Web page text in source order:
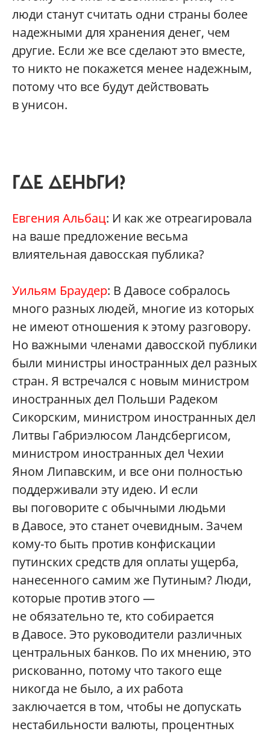
люди станут считать одни страны более
надежными для хранения денег, чем
другие. Если же все сделают это вместе,
то никто не покажется менее надежным,
потому что все будут действовать
в унисон.
ГДЕ ДЕНЬГИ?
Евгения Альбац: И как же отреагировала
на ваше предложение весьма
влиятельная давосская публика?
Уильям Браудер: В Давосе собралось
много разных людей, многие из которых
не имеют отношения к этому разговору.
Но важными членами давосской публики
были министры иностранных дел разных
стран. Я встречался с новым министром
иностранных дел Польши Радеком
Сикорским, министром иностранных дел
Литвы Габриэлюсом Ландсбергисом,
министром иностранных дел Чехии
Яном Липавским, и все они полностью
поддерживали эту идею. И если
вы поговорите с обычными людьми
в Давосе, это станет очевидным. Зачем
кому-то быть против конфискации
путинских средств для оплаты ущерба,
нанесенного самим же Путиным? Люди,
которые против этого —
не обязательно те, кто собирается
в Давосе. Это руководители различных
центральных банков. По их мнению, это
рискованно, потому что такого еще
никогда не было, а их работа
заключается в том, чтобы не допускать
нестабильности валюты, процентных